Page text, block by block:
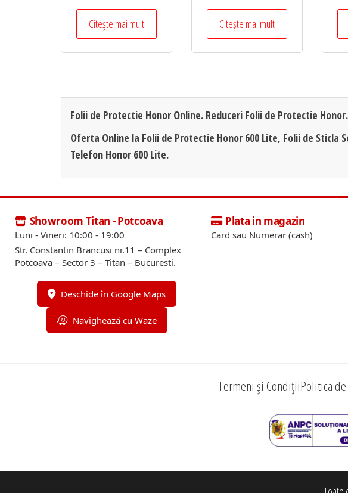
Citește mai mult Citește mai mult
Folii de Protectie Honor Online. Reduceri Folii de Protectie Honor.
Oferta Online la Folii de Protectie Honor 600 Lite, Folii de Sticla
Telefon Honor 600 Lite.
Showroom Titan - Potcoava
Luni - Vineri: 10:00 - 19:00
Str. Constantin Brancusi nr.11 – Complex
Potcoava – Sector 3 – Titan – Bucuresti.
Deschide în Google Maps
Navighează cu Waze
Plata in magazin
Card sau Numerar (cash)
Termeni și CondițiiPolitica